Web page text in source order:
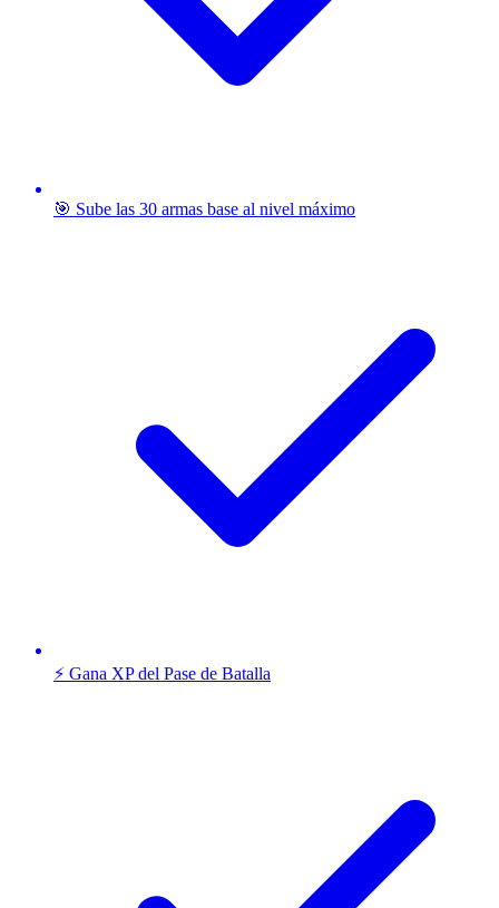
🎯 Sube las 30 armas base al nivel máximo
⚡ Gana XP del Pase de Batalla